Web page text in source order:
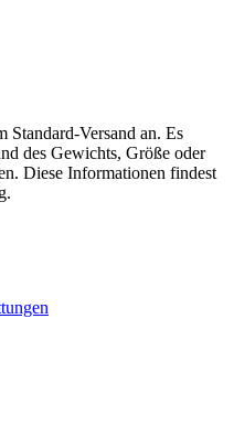
Standard-Versand an. Es
des Gewichts, Größe oder
Diese Informationen findest